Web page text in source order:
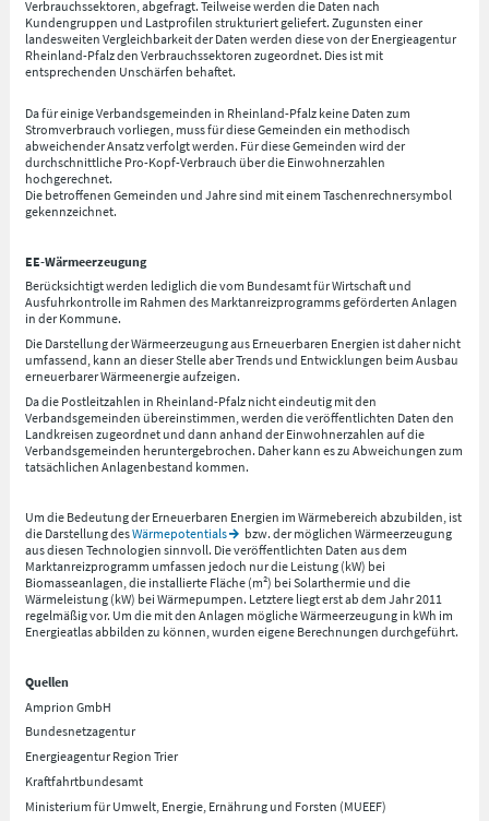
Verbrauchssektoren, abgefragt. Teilweise werden die Daten nach
Kundengruppen und Lastprofilen strukturiert geliefert. Zugunsten einer
landesweiten Vergleichbarkeit der Daten werden diese von der Energieagentur
Rheinland-Pfalz den Verbrauchssektoren zugeordnet. Dies ist mit
entsprechenden Unschärfen behaftet.
Da für einige Verbandsgemeinden in Rheinland-Pfalz keine Daten zum
Stromverbrauch vorliegen, muss für diese Gemeinden ein methodisch
abweichender Ansatz verfolgt werden. Für diese Gemeinden wird der
durchschnittliche Pro-Kopf-Verbrauch über die Einwohnerzahlen
hochgerechnet.
Die betroffenen Gemeinden und Jahre sind mit einem Taschenrechnersymbol
gekennzeichnet.
EE-Wärmeerzeugung
Berücksichtigt werden lediglich die vom Bundesamt für Wirtschaft und
Ausfuhrkontrolle im Rahmen des Marktanreizprogramms geförderten Anlagen
in der Kommune.
Die Darstellung der Wärmeerzeugung aus Erneuerbaren Energien ist daher nicht
umfassend, kann an dieser Stelle aber Trends und Entwicklungen beim Ausbau
erneuerbarer Wärmeenergie aufzeigen.
Da die Postleitzahlen in Rheinland-Pfalz nicht eindeutig mit den
Verbandsgemeinden übereinstimmen, werden die veröffentlichten Daten den
Landkreisen zugeordnet und dann anhand der Einwohnerzahlen auf die
Verbandsgemeinden heruntergebrochen. Daher kann es zu Abweichungen zum
tatsächlichen Anlagenbestand kommen.
Um die Bedeutung der Erneuerbaren Energien im Wärmebereich abzubilden, ist
die Darstellung desWärmepotentials
bzw. der möglichen Wärmeerzeugung
aus diesen Technologien sinnvoll. Die veröffentlichten Daten aus dem
Marktanreizprogramm umfassen jedoch nur die Leistung (kW) bei
Biomasseanlagen, die installierte Fläche (m²) bei Solarthermie und die
Wärmeleistung (kW) bei Wärmepumpen. Letztere liegt erst ab dem Jahr 2011
regelmäßig vor. Um die mit den Anlagen mögliche Wärmeerzeugung in kWh im
Energieatlas abbilden zu können, wurden eigene Berechnungen durchgeführt.
Quellen
Amprion GmbH
Bundesnetzagentur
Energieagentur Region Trier
Kraftfahrtbundesamt
Ministerium für Umwelt, Energie, Ernährung und Forsten (MUEEF)